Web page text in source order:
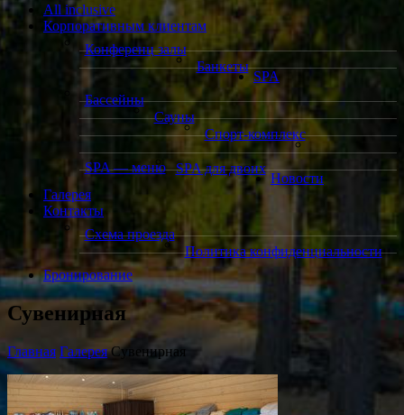
All inclusive
Корпоративным клиентам
Конференц залы
Банкеты
SPA
Бассейны
Сауны
Спорт-комплекс
SPA — меню SPA для двоих
Новости
Галерея
Контакты
Схема проезда
Политика конфиденциальности
Бронирование
Сувенирная
Главная Галерея Сувенирная